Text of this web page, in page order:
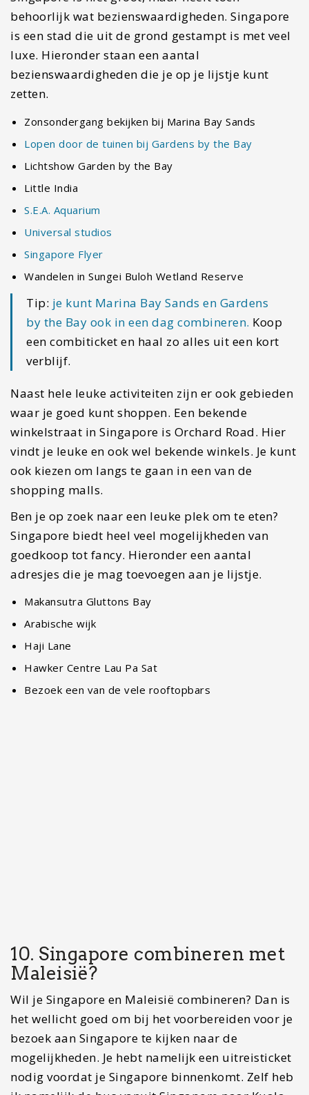
verblijf.
Naast hele leuke activiteiten zijn er ook gebieden
waar je goed kunt shoppen. Een bekende
winkelstraat in Singapore is Orchard Road. Hier
vindt je leuke en ook wel bekende winkels. Je kunt
ook kiezen om langs te gaan in een van de
shopping malls.
Ben je op zoek naar een leuke plek om te eten?
Singapore biedt heel veel mogelijkheden van
goedkoop tot fancy. Hieronder een aantal
Makansutra Gluttons Bay
Arabische wijk
Hawker Centre Lau Pa Sat
Bezoek een van de vele rooftopbars
10. Singapore combineren met
Maleisië?
Wil je Singapore en Maleisië combineren? Dan is
het wellicht goed om bij het voorbereiden voor je
bezoek aan Singapore te kijken naar de
mogelijkheden. Je hebt namelijk een uitreisticket
nodig voordat je Singapore binnenkomt. Zelf heb
ik namelijk de bus vanuit Singapore naar Kuala
Lumpur genomen. Dit is een goede optie. Binnen
een kleine vijf uurtjes zit je in de volgende
metropool. Ook kun je de trein nemen. Je kunt er
ook voor kiezen om te vliegen. Let erop dat je
onderweg de grens over gaat en hier dus ook een
paspoortcontrole krijgt. Je zult je bagage, net
is dan ook tussen februari en oktober, maar ook
in deze maanden kunnen er regelmatig hevige
Tijdsverschil
In Singapore hebben ze niet echt een zomer- of
wintertijd. Dit betekent dat het in Singapore in
onze zomertijd 6 uur later is. Tijdens onze